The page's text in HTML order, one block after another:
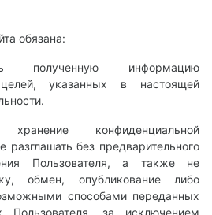
обязана:
полученную информацию
указанных в настоящей
конфиденциальной
без предварительного
Пользователя, а также не
обмен, опубликование либо
способами переданных
Пользователя, за исключением